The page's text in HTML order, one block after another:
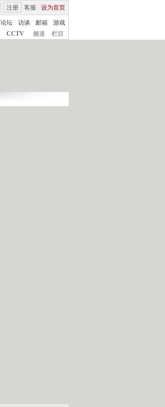
客服 设为首页
注册
论坛 访谈 邮箱
游戏
CCTV 频道 栏目